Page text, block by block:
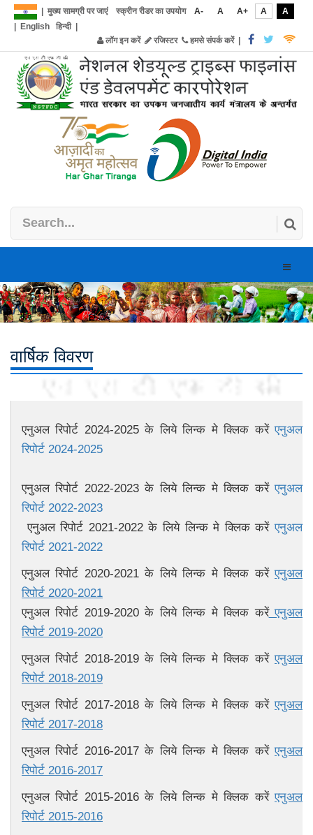
मुख्य सामग्री पर जाएं स्क्रीन रीडर का उपयोग A- A A+ A
A
English हिन्दी|
लॉग इन करें
रजिस्टर हमसे संपर्क करें|
Toggle
वार्षिक विवरण
एनुअल रिपोर्ट 2024-2025 के लिये लिन्क मे क्लिक करेंएनुअल
रिपोर्ट 2024-2025
एनुअल रिपोर्ट 2022-2023 के लिये लिन्क मे क्लिक करेंएनुअल
रिपोर्ट 2022-2023
एनुअल रिपोर्ट 2021-2022 के लिये लिन्क मे क्लिक करेंएनुअल
रिपोर्ट 2021-2022
एनुअल रिपोर्ट 2020-2021 के लिये लिन्क मे क्लिक करेंएनुअल
रिपोर्ट 2020-2021
एनुअल रिपोर्ट 2019-2020 के लिये लिन्क मे क्लिक करेंएनुअल
रिपोर्ट 2019-2020
एनुअल रिपोर्ट 2018-2019 के लिये लिन्क मे क्लिक करेंएनुअल
रिपोर्ट 2018-2019
एनुअल रिपोर्ट 2017-2018 के लिये लिन्क मे क्लिक करेंएनुअल
रिपोर्ट 2017-2018
एनुअल रिपोर्ट 2016-2017 के लिये लिन्क मे क्लिक करेंएनुअल
रिपोर्ट 2016-2017
एनुअल रिपोर्ट 2015-2016 के लिये लिन्क मे क्लिक करेंएनुअल
रिपोर्ट 2015-2016